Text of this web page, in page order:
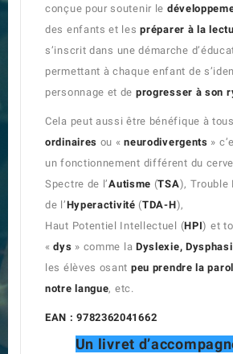
conçue pour soutenir le
des enfants et lespréparer à la
s’inscrit dans une démarche
permettant à chaque enfant de
personnage et de progresser à son
Cela peut aussi être bénéfique à
ordinaires ou «neurodivergents »
un fonctionnement différent du
Spectre de l’Autisme (TSA), Trouble
de l’Hyperactivité (TDA-H),
Haut Potentiel Intellectuel (HPI) et
«dys » comme la Dyslexie,
les élèves osant peu prendre la
notre langue, etc.
EAN : 9782362041662
Un livret